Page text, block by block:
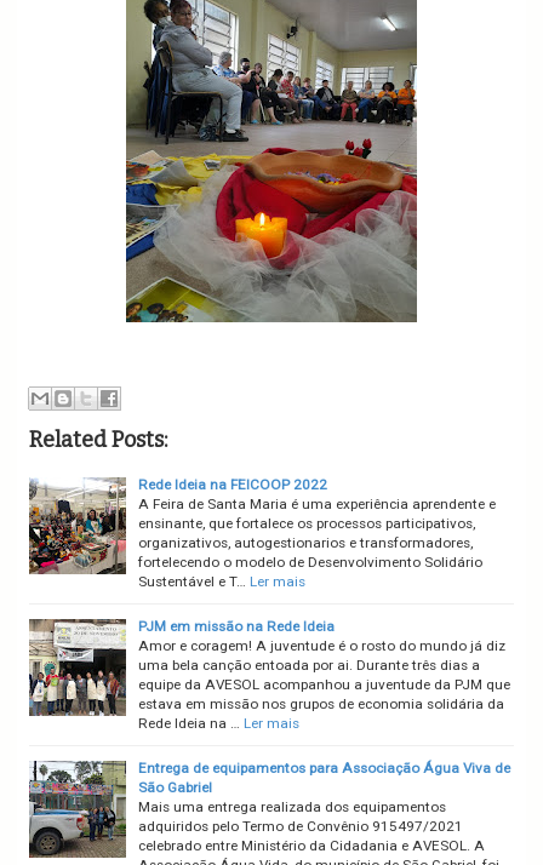
Related Posts:
Rede Ideia na FEICOOP 2022
A Feira de Santa Maria é uma experiência aprendente e
ensinante, que fortalece os processos participativos,
organizativos, autogestionarios e transformadores,
fortelecendo o modelo de Desenvolvimento Solidário
Sustentável e T…
Ler mais
PJM em missão na Rede Ideia
Amor e coragem! A juventude é o rosto do mundo já diz
uma bela canção entoada por ai. Durante três dias a
equipe da AVESOL acompanhou a juventude da PJM que
estava em missão nos grupos de economia solidária da
Rede Ideia na …
Ler mais
Entrega de equipamentos para Associação Água Viva de
São Gabriel
Mais uma entrega realizada dos equipamentos
adquiridos pelo Termo de Convênio 915497/2021
celebrado entre Ministério da Cidadania e AVESOL. A